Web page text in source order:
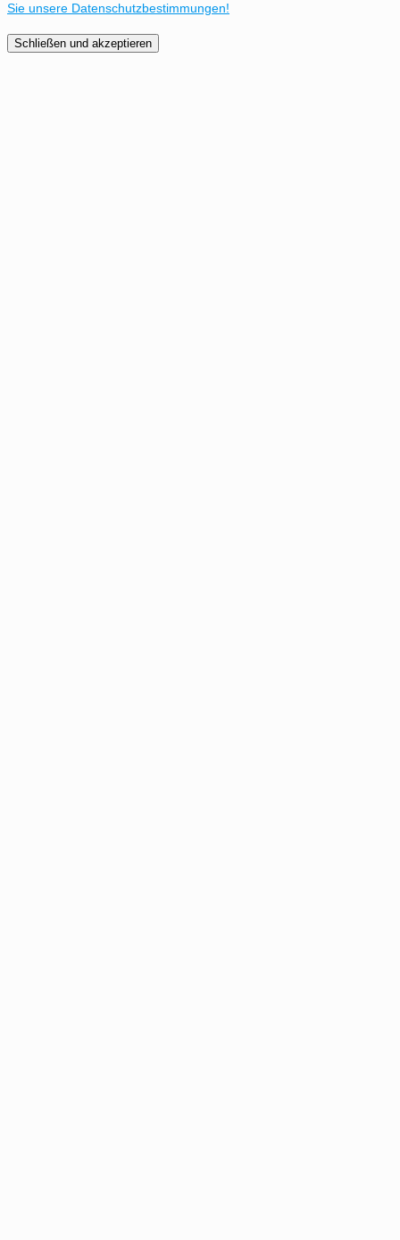
Sie unsere Datenschutzbestimmungen!
Schließen und akzeptieren